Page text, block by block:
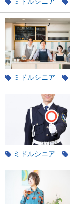
書類のポイント
ミドルシニア
飲食業界
ミドルシニア